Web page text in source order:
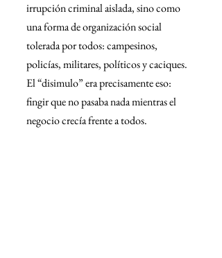
irrupción criminal aislada, sino como
una forma de organización social
tolerada por todos: campesinos,
policías, militares, políticos y caciques.
El “disimulo” era precisamente eso:
fingir que no pasaba nada mientras el
negocio crecía frente a todos.